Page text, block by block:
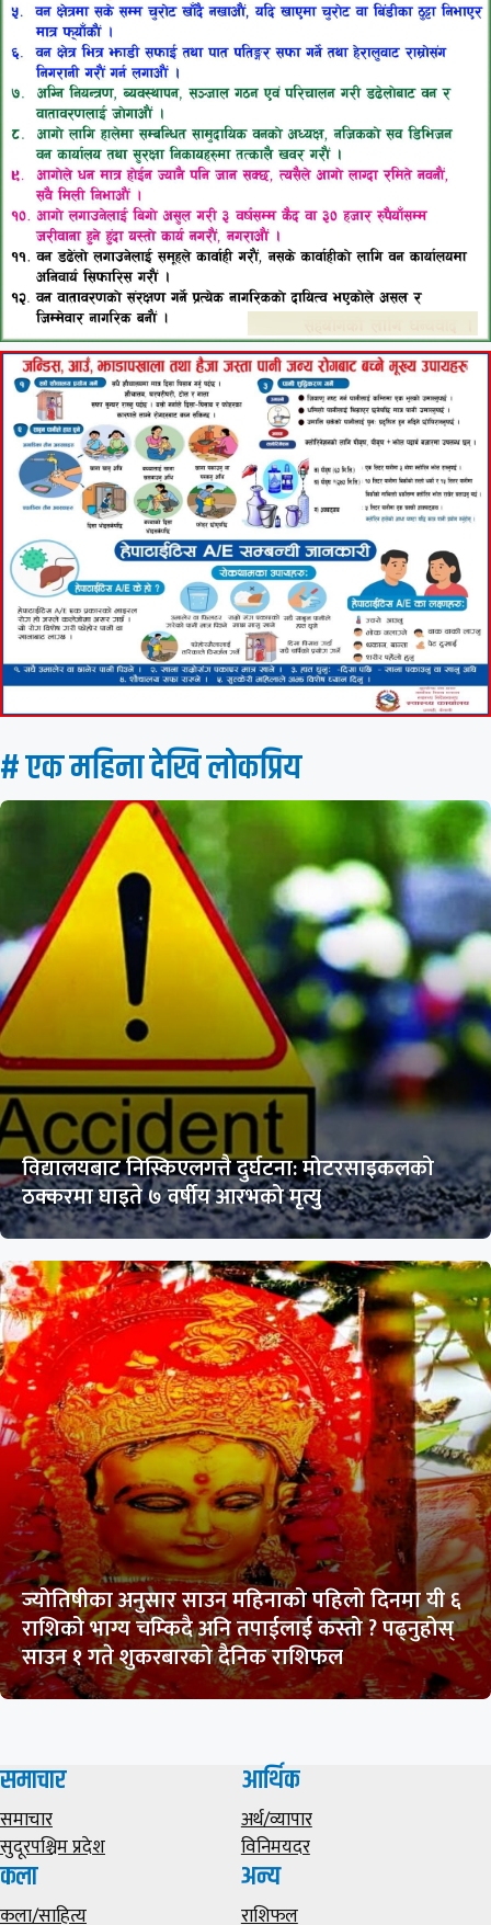
# एक महिना देखि लाेकप्रिय
विद्यालयबाट निस्किएलगत्तै दुर्घटना: मोटरसाइकलको
ठक्करमा घाइते ७ वर्षीय आरभको मृत्यु
ज्योतिषीका अनुसार साउन महिनाको पहिलो दिनमा यी ६
राशिको भाग्य चम्किदै अनि तपाईलाई कस्तो ? पढ्नुहोस्
साउन १ गते शुकरबारको दैनिक राशिफल
समाचार
समाचार
सुदूरपश्चिम प्रदेश
आर्थिक
अर्थ/व्यापार
विनिमयदर
कला
कला/साहित्य
अन्य
राशिफल